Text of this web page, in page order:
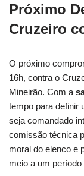
Próximo
Cruzeiro
O próximo
16h, contra o
Mineirão. Com a
tempo para definir
seja comandado
comissão técnica
moral do elenco e
meio a um